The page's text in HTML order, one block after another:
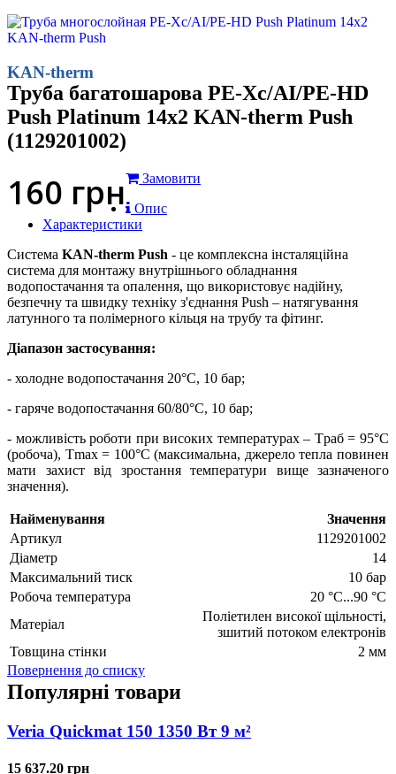
KAN-therm
Труба багатошарова PE-Xc/АI/PE-HD
Push Platinum 14х2 KAN-therm Push
(1129201002)
160 грн
Замовити
Опис
Характеристики
Система KAN-therm Push - це комплексна інсталяційна
система для монтажу внутрішнього обладнання
водопостачання та опалення, що використовує надійну,
безпечну та швидку техніку з'єднання Push – натягування
латунного та полімерного кільця на трубу та фітинг.
Діапазон застосування:
- холодне водопостачання 20°C, 10 бар;
- гаряче водопостачання 60/80°C, 10 бар;
- можливість роботи при високих температурах – Tраб = 95°C
(робоча), Tmax = 100°C (максимальна, джерело тепла повинен
мати захист від зростання температури вище зазначеного
значення).
Найменування
Значення
Артикул
1129201002
Діаметр
14
Максимальний тиск
10 бар
Робоча температура
20 °C...90 °C
Матеріал
Поліетилен високої щільності,
зшитий потоком електронів
Товщина стінки
2 мм
Повернення до списку
Популярні товари
Veria Quickmat 150 1350 Вт 9 м²
15 637.20 грн